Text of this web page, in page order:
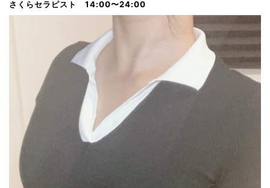
さくらセラピスト 14:00〜24:00